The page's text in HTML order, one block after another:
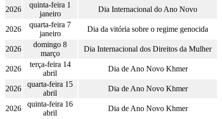
2026
quinta-feira 1
janeiro
Dia Internacional do Ano Novo
2026
quarta-feira 7
janeiro
Dia da vitória sobre o regime genocida
2026
domingo 8
março
Dia Internacional dos Direitos da Mulher
2026
terça-feira 14
abril
Dia de Ano Novo Khmer
2026
quarta-feira 15
abril
Dia de Ano Novo Khmer
2026
quinta-feira 16
abril
Dia de Ano Novo Khmer